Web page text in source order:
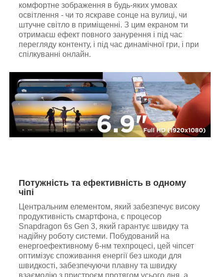
комфортне зображення в будь-яких умовах
освітлення - чи то яскраве сонце на вулиці, чи
штучне світло в приміщенні. З цим екраном ти
отримаєш ефект повного занурення і під час
перегляду контенту, і під час динамічної гри, і при
спілкуванні онлайн.
Потужність та ефективність в одному
чіпі
Центральним елементом, який забезпечує високу
продуктивність смартфона, є процесор
Snapdragon 6s Gen 3, який гарантує швидку та
надійну роботу системи. Побудований на
енергоефективному 6-нм техпроцесі, цей чіпсет
оптимізує споживання енергії без шкоди для
швидкості, забезпечуючи плавну та швидку